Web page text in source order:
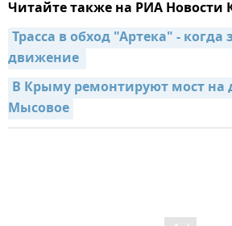
Читайте также на РИА Новости
Трасса в обход "Артека" - когда
движение
В Крыму ремонтируют мост на
Мысовое